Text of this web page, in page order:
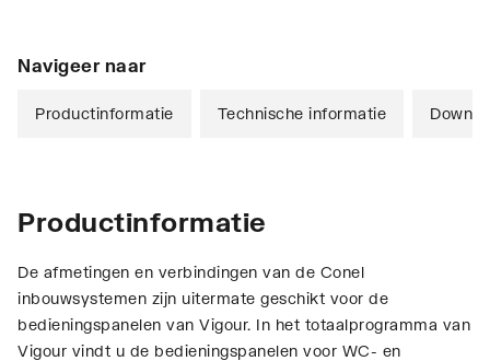
Navigeer naar
Productinformatie Technische informatie
Productinformatie
De afmetingen en verbindingen van de Conel
inbouwsystemen zijn uitermate geschikt voor de
bedieningspanelen van Vigour. In het totaalprogramma van
Vigour vindt u de bedieningspanelen voor WC- en